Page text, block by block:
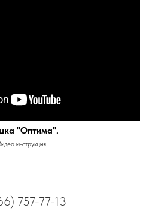
"Оптима".
инструкция.
757-77-13